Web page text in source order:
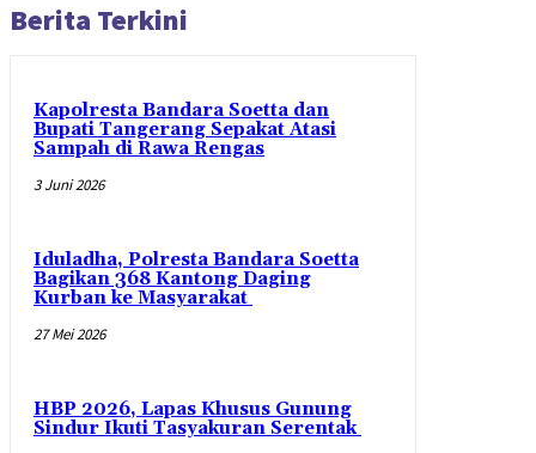
Berita Terkini
Kapolresta Bandara Soetta dan
Bupati Tangerang Sepakat Atasi
Sampah di Rawa Rengas
3 Juni 2026
Iduladha, Polresta Bandara Soetta
Bagikan 368 Kantong Daging
Kurban ke Masyarakat
27 Mei 2026
HBP 2026, Lapas Khusus Gunung
Sindur Ikuti Tasyakuran Serentak